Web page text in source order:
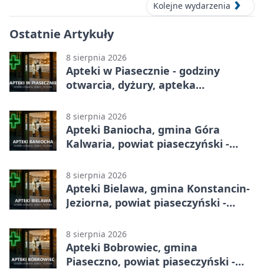
Kolejne wydarzenia
Ostatnie Artykuły
8 sierpnia 2026
Apteki w Piasecznie - godziny
otwarcia, dyżury, apteka
8 sierpnia 2026
Apteki Baniocha, gmina Góra
Kalwaria, powiat piaseczyński -
8 sierpnia 2026
Apteki Bielawa, gmina Konstancin-
Jeziorna, powiat piaseczyński -
8 sierpnia 2026
Apteki Bobrowiec, gmina
Piaseczno, powiat piaseczyński -